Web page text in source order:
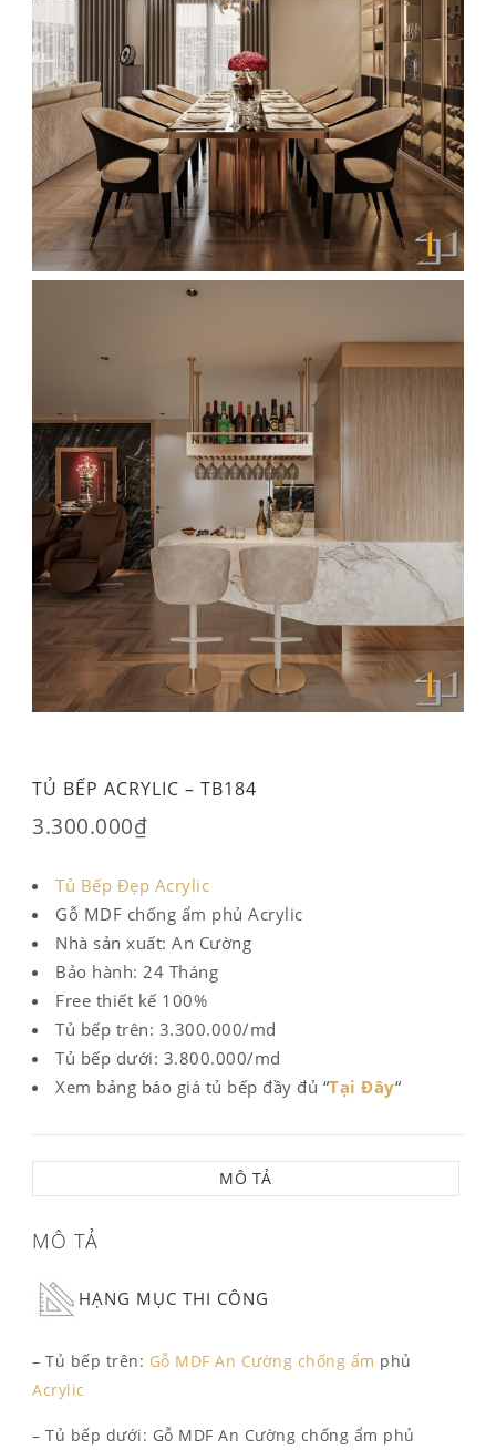
TỦ BẾP ACRYLIC – TB184
3.300.000₫
Tủ Bếp Đẹp Acrylic
Gỗ MDF chống ẩm phủ Acrylic
Nhà sản xuất: An Cường
Bảo hành: 24 Tháng
Free thiết kế 100%
Tủ bếp trên: 3.300.000/md
Tủ bếp dưới: 3.800.000/md
Xem bảng báo giá tủ bếp đầy đủ “Tại Đây“
MÔ TẢ
MÔ TẢ
HẠNG MỤC THI CÔNG
– Tủ bếp trên: Gỗ MDF An Cường chống ẩm phủ
Acrylic
– Tủ bếp dưới: Gỗ MDF An Cường chống ẩm phủ